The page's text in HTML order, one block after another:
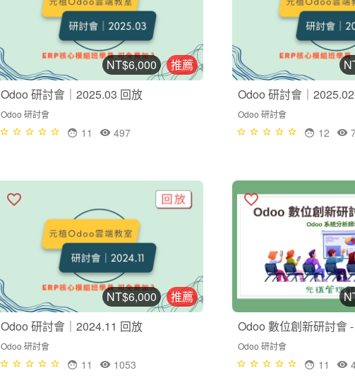
推薦
NT$6,000
Odoo 研討會｜2025.03 回放
Odoo 研討會
497
11
Odoo 研討會｜
Odoo 研討會
12
推薦
NT$6,000
Odoo 研討會｜2024.11 回放
Odoo 研討會
1053
11
Odoo 數位創新研討會
Odoo 研討會
11